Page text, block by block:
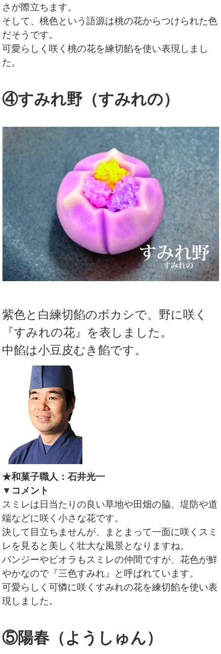
さが際立ちます。
そして、桃色という語源は桃の花からつけられた色
だそうです。
可愛らしく咲く桃の花を練切餡を使い表現しまし
た。
④すみれ野（すみれの）
紫色と白練切餡のボカシで、野に咲く
『すみれの花』を表しました。
中餡は小豆皮むき餡です。
★和菓子職人：石井光一
▼コメント
スミレは日当たりの良い草地や田畑の脇、堤防や道
端などに咲く小さな花です。
決して目立ちませんが、まとまって一面に咲くスミ
レを見ると美しく壮大な風景となりますね。
パンジーやビオラもスミレの仲間ですが、花色が鮮
やかなので『三色すみれ』と呼ばれています。
可愛らしく可憐に咲くすみれの花を練切餡を使い表
現しました。
⑤陽春（ようしゅん）